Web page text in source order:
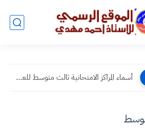
أسماء المراكز الامتحانية ثالث متوسط للعام الدراسي ٢٠٢٣ -٢٠٢٤ الدور...